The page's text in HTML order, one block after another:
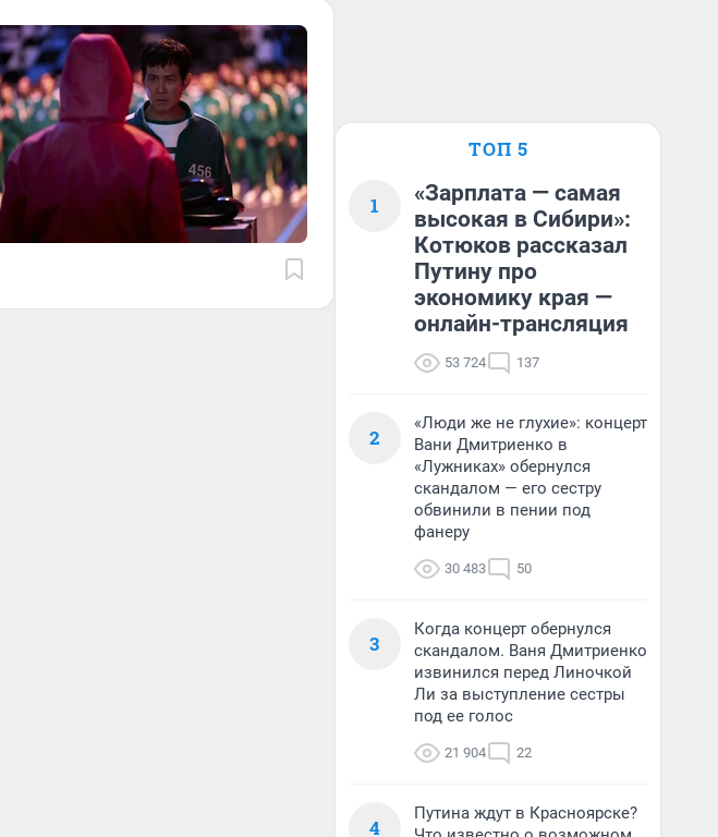
ТОП 5
1
«Зарплата — самая
высокая в Сибири»:
Котюков рассказал
Путину про
экономику края —
онлайн-трансляция
53 724 137
2
«Люди же не глухие»: концерт
Вани Дмитриенко в
«Лужниках» обернулся
скандалом — его сестру
обвинили в пении под
фанеру
30 483 50
3
Когда концерт обернулся
скандалом. Ваня Дмитриенко
извинился перед Линочкой
Ли за выступление сестры
под ее голос
21 904 22
4
Путина ждут в Красноярске?